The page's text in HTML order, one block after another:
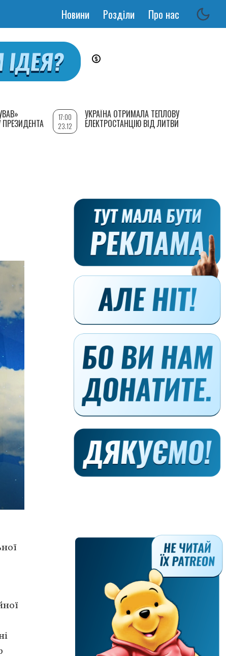
Основная
Новини Розділи Про нас
ПРЕЗИДЕНТА
17:00
23.12
УКРАЇНА ОТРИМАЛА ТЕПЛОВУ
ЕЛЕКТРОСТАНЦІЮ ВІД ЛИТВИ